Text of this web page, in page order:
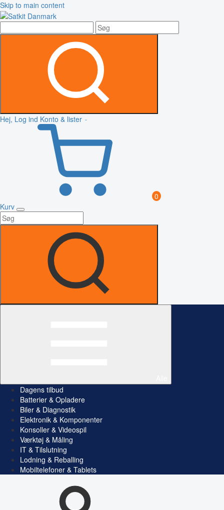
Skip to main content
Hej, Log ind Konto & lister
0
Kurv
Dagens tilbud
Batterier & Opladere
Biler & Diagnostik
Elektronik & Komponenter
Konsoller & Videospil
Værktøj & Måling
IT & Tilslutning
Lodning & Reballing
Mobiltelefoner & Tablets